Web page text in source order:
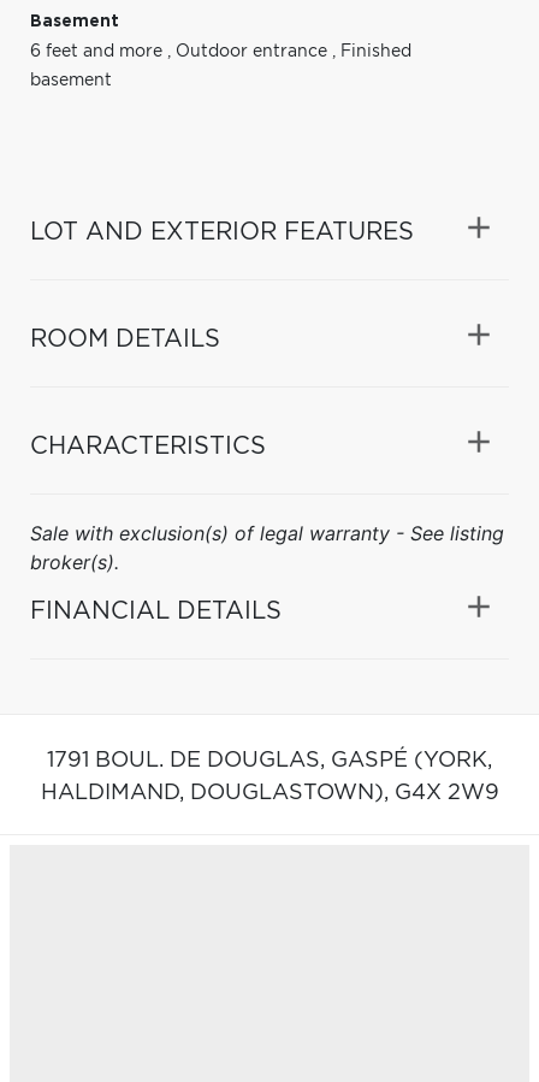
Basement
6 feet and more , Outdoor entrance , Finished
basement
LOT AND EXTERIOR FEATURES
ROOM DETAILS
CHARACTERISTICS
Sale with exclusion(s) of legal warranty - See listing
broker(s).
FINANCIAL DETAILS
1791 BOUL. DE DOUGLAS, GASPÉ (YORK,
HALDIMAND, DOUGLASTOWN), G4X 2W9